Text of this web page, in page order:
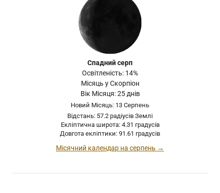
Спадний серп
Освітленість: 14%
Місяць у Скорпіон
Вік Місяця: 25 днів
Новий Місяць: 13 Серпень
Відстань: 57.2 радіусів Землі
Екліптична широта: 4.31 градусів
Довгота екліптики: 91.61 градусів
Місячний календар на серпень →